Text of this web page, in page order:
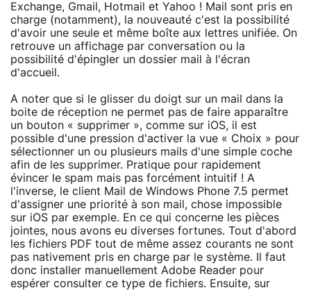
Exchange, Gmail, Hotmail et Yahoo ! Mail sont pris en
charge (notamment), la nouveauté c'est la possibilité
d'avoir une seule et même boîte aux lettres unifiée. On
retrouve un affichage par conversation ou la
possibilité d'épingler un dossier mail à l'écran
d'accueil.
A noter que si le glisser du doigt sur un mail dans la
boite de réception ne permet pas de faire apparaître
un bouton « supprimer », comme sur iOS, il est
possible d'une pression d'activer la vue « Choix » pour
sélectionner un ou plusieurs mails d'une simple coche
afin de les supprimer. Pratique pour rapidement
évincer le spam mais pas forcément intuitif ! A
l'inverse, le client Mail de Windows Phone 7.5 permet
d'assigner une priorité à son mail, chose impossible
sur iOS par exemple. En ce qui concerne les pièces
jointes, nous avons eu diverses fortunes. Tout d'abord
les fichiers PDF tout de même assez courants ne sont
pas nativement pris en charge par le système. Il faut
donc installer manuellement Adobe Reader pour
espérer consulter ce type de fichiers. Ensuite, sur